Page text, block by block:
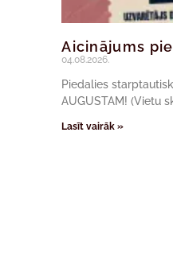
Aicinājums
04.08.2026.
Piedalies
AUGUSTAM! (Vietu
Lasīt vairāk »